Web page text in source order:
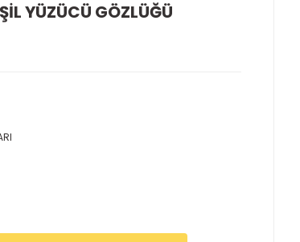
YÜZÜCÜ GÖZLÜĞÜ